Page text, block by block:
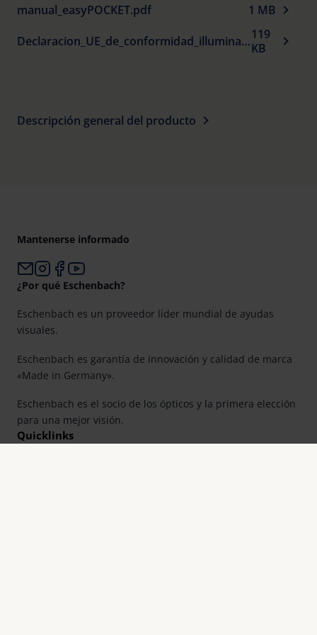
manual_easyPOCKET.pdf
1 MB
Declaracion_UE_de_conformidad_illuminated_magnifiers_es.pdf119
KB
Descripción general del producto
Mantenerse informado
¿Por qué Eschenbach?
Eschenbach es un proveedor líder mundial de ayudas
visuales.
Eschenbach es garantía de innovación y calidad de marca
«Made in Germany».
Eschenbach es el socio de los ópticos y la primera elección
para una mejor visión.
Quicklinks